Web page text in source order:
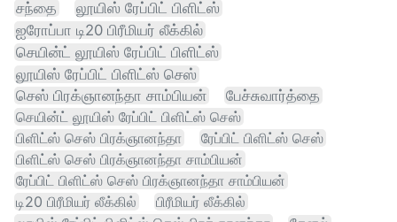
சந்தை
லூயிஸ் ரேப்பிட் பிளிட்ஸ்
ஐரோப்பா டி20 பிரீமியர் லீக்கில்
செயின்ட் லூயிஸ் ரேப்பிட் பிளிட்ஸ்
லூயிஸ் ரேப்பிட் பிளிட்ஸ் செஸ்
செஸ் பிரக்ஞானந்தா சாம்பியன்
பேச்சுவார்த்தை
செயின்ட் லூயிஸ் ரேப்பிட் பிளிட்ஸ் செஸ்
பிளிட்ஸ் செஸ் பிரக்ஞானந்தா
ரேப்பிட் பிளிட்ஸ் செஸ்
பிளிட்ஸ் செஸ் பிரக்ஞானந்தா சாம்பியன்
ரேப்பிட் பிளிட்ஸ் செஸ் பிரக்ஞானந்தா சாம்பியன்
டி20 பிரீமியர் லீக்கில்
பிரீமியர் லீக்கில்